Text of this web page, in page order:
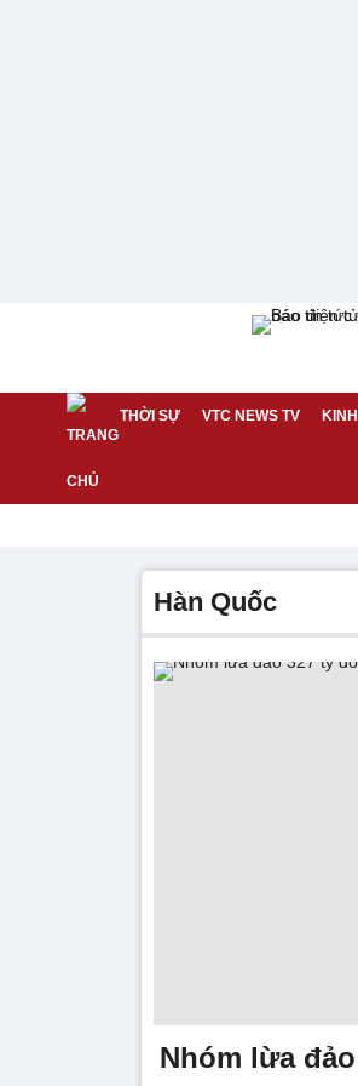
THỜI SỰ VTC NEWS TV
Hàn Quốc
Nhóm lừa